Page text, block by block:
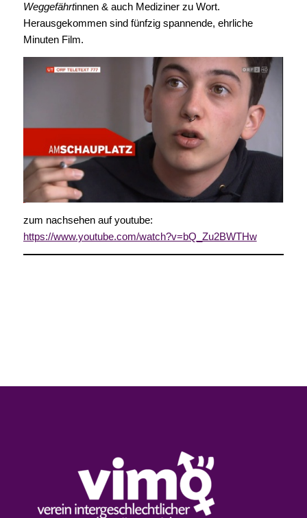
Weggefährtinnen & auch Mediziner zu Wort.
Herausgekommen sind fünfzig spannende, ehrliche
Minuten Film.
zum nachsehen auf youtube:
https://www.youtube.com/watch?v=bQ_Zu2BWTHw